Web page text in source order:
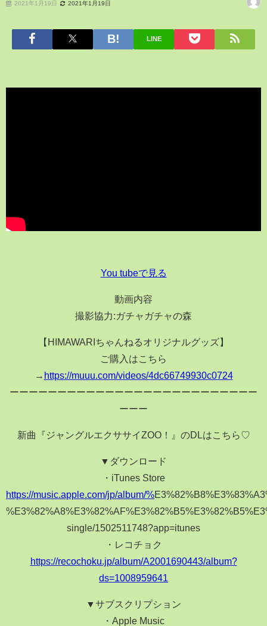
2021年1月19日 2021年1月19日
LINE
You tubeで見る
動画内容
撮影協力:ガチャガチャの森
【HIMAWARIちゃんねるオリジナルグッズ】
ご購入はこちら
→ https://muuu.com/videos/4dc66749930c0724
ーーーーーーーーーーーーーーーーーーーーーーーーーー
ーーー
新曲『ジャングルエクササイZOO！』のDLはこちら♡
▼ダウンロード
・iTunes Store
https://music.apple.com/jp/album/%
single/1502511748?app=itunes
・レコチョク
https://recochoku.jp/album/A2001690443/album?
ds=1008959641
▼サブスクリプション
・Apple Music